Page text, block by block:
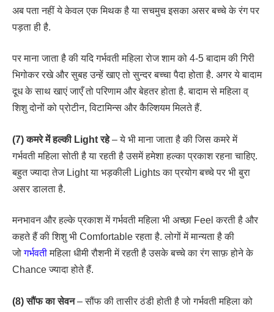
अब पता नहीं ये केवल एक मिथक है या सचमुच इसका असर बच्चे के रंग पर
पड़ता ही है.
पर माना जाता है की यदि गर्भवती महिला रोज शाम को 4-5 बादाम की गिरी
भिगोकर रखे और सुबह उन्हें खाए तो सुन्दर बच्चा पैदा होता है. अगर ये बादाम
दूध के साथ खाएं जाएँ तो परिणाम और बेहतर होता है. बादाम से महिला व्
शिशु दोनों को प्रोटीन, विटामिन्स और कैल्शियम मिलते हैं.
(7) कमरे में हल्की Light रहे– ये भी माना जाता है की जिस कमरे में
गर्भवती महिला सोती है या रहती है उसमें हमेशा हल्का प्रकाश रहना चाहिए.
बहुत ज्यादा तेज Light या भड़कीली Lights का प्रयोग बच्चे पर भी बुरा
असर डालता है.
मनभावन और हल्के प्रकाश में गर्भवती महिला भी अच्छा Feel करती है और
कहते हैं की शिशु भी Comfortable रहता है. लोगों में मान्यता है की
जोगर्भवतीमहिला धीमी रौशनी में रहती है उसके बच्चे का रंग साफ़ होने के
Chance ज्यादा होते हैं.
(8) सौंफ का सेवन– सौंफ की तासीर ठंडी होती है जो गर्भवती महिला को